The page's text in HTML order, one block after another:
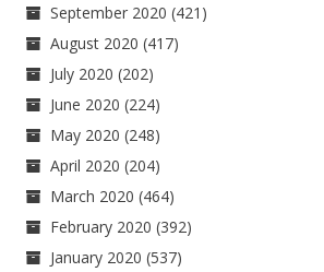
September 2020 (421)
August 2020 (417)
July 2020 (202)
June 2020 (224)
May 2020 (248)
April 2020 (204)
March 2020 (464)
February 2020 (392)
January 2020 (537)